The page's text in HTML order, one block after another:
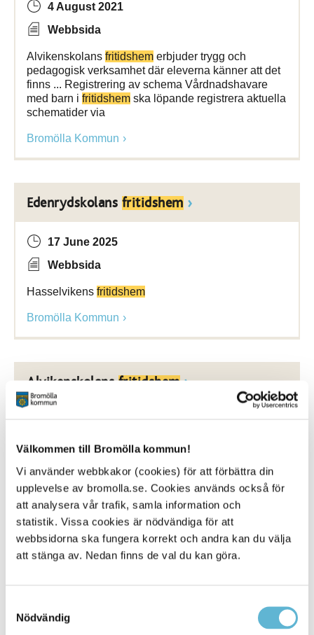
Välkommen till Bromölla kommun!
Vi använder webbkakor (cookies) för att förbättra din
upplevelse av bromolla.se. Cookies används också för
att analysera vår trafik, samla information och
statistik. Vissa cookies är nödvändiga för att
webbsidorna ska fungera korrekt och andra kan du välja
att stänga av. Nedan finns de val du kan göra.
Nödvändig
4 August 2021
Webbsida
Alvikenskolans fritidshem erbjuder trygg och
pedagogisk verksamhet där eleverna känner att det
finns ... Registrering av schema Vårdnadshavare
med barn i fritidshem ska löpande registrera aktuella
schematider via
Bromölla Kommun
Edenrydskolans fritidshem
17 June 2025
Webbsida
Hasselvikens fritidshem
Bromölla Kommun
Alvikenskolansfritidshem
Webbsida
Alvikenskolansfritidshemerbjuder trygg och
pedagogisk verksamhet där eleverna känner att det
finns ... Registrering av schema Vårdnadshavare
med barn i fritidshem ska löpande registrera aktuella
schematider via
Bromölla Kommun
Gualövskolans